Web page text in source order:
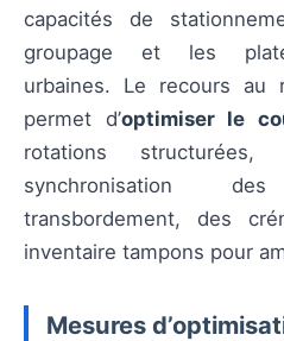
capacités de
groupage et les
urbaines. Le recours au
permet d’optimiser le
rotations
synchronisation
transbordement, des
inventaire tampons pour
Mesures